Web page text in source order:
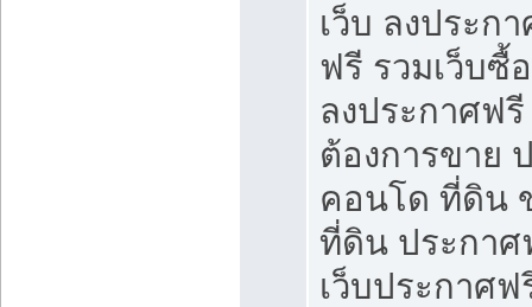
เว็บ ลงประก
ฟรี รวมเว็บซื้
ลงประกาศฟ
ต้องการขาย
คอนโด ที่ดิน
ที่ดิน ประกา
เว็บประกาศ